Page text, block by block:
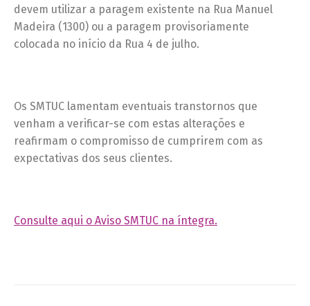
devem utilizar a paragem existente na Rua Manuel
Madeira (1300) ou a paragem provisoriamente
colocada no início da Rua 4 de julho.
Os SMTUC lamentam eventuais transtornos que
venham a verificar-se com estas alterações e
reafirmam o compromisso de cumprirem com as
expectativas dos seus clientes.
Consulte aqui o Aviso SMTUC na íntegra.